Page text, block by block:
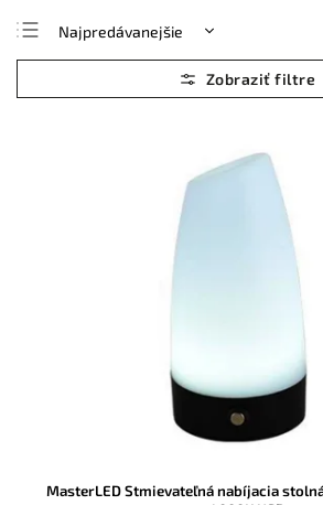
Najpredávanejšie
Najlacnejšie
Najdrahšie
MasterLED Stmievateľná nabíjacia